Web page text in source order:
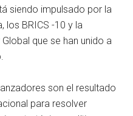
siendo impulsado por la
los BRICS -10 y la
que se han unido a
son el resultado
para resolver